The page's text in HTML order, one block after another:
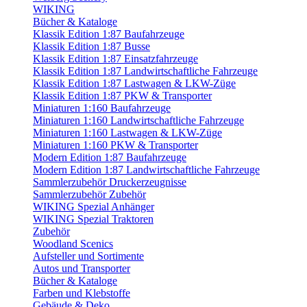
WIKING
Bücher & Kataloge
Klassik Edition 1:87 Baufahrzeuge
Klassik Edition 1:87 Busse
Klassik Edition 1:87 Einsatzfahrzeuge
Klassik Edition 1:87 Landwirtschaftliche Fahrzeuge
Klassik Edition 1:87 Lastwagen & LKW-Züge
Klassik Edition 1:87 PKW & Transporter
Miniaturen 1:160 Baufahrzeuge
Miniaturen 1:160 Landwirtschaftliche Fahrzeuge
Miniaturen 1:160 Lastwagen & LKW-Züge
Miniaturen 1:160 PKW & Transporter
Modern Edition 1:87 Baufahrzeuge
Modern Edition 1:87 Landwirtschaftliche Fahrzeuge
Sammlerzubehör Druckerzeugnisse
Sammlerzubehör Zubehör
WIKING Spezial Anhänger
WIKING Spezial Traktoren
Zubehör
Woodland Scenics
Aufsteller und Sortimente
Autos und Transporter
Bücher & Kataloge
Farben und Klebstoffe